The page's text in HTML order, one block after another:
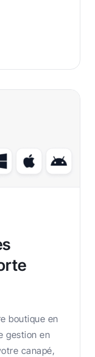
boutique en
gestion en
canapé,